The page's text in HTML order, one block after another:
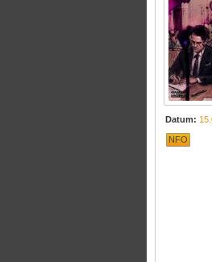
Datum:
NFO